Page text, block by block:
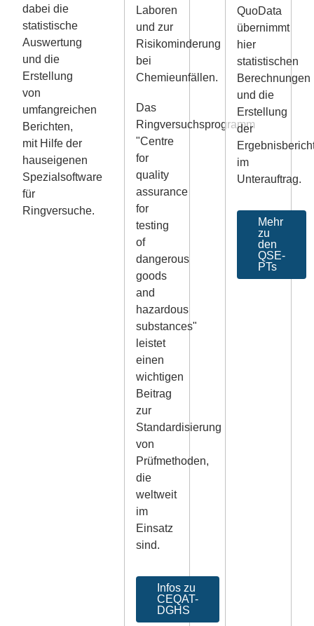
dabei die
statistische
Auswertung
und die
Erstellung
von
umfangreichen
Berichten,
mit Hilfe der
hauseigenen
Spezialsoftware
für
Ringversuche.
Laboren
und zur
Risikominderung
bei
Chemieunfällen.
Das
Ringversuchsprogramm
"Centre
for
quality
assurance
for
testing
of
dangerous
goods
and
hazardous
substances"
leistet
einen
wichtigen
Beitrag
zur
Standardisierung
von
Prüfmethoden,
die
weltweit
im
Einsatz
sind.
Infos zu
CEQAT-
DGHS
QuoData
übernimmt
hier
statistischen
Berechnungen
und die
Erstellung
der
im
Unterauftrag.
Mehr
zu
den
QSE-
PTs